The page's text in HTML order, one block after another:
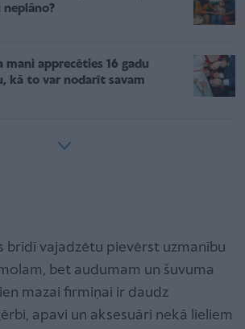
neplāno?
mani apprecēties 16 gadu
kā to var nodarīt savam
brīdī vajadzētu pievērst uzmanību
bet audumam un šuvuma
mazai firmiņai ir daudz
apavi un aksesuāri nekā lieliem